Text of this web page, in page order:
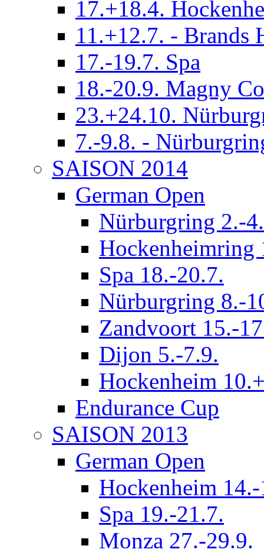
17.+18.4.
11.+12.7. - Brands
17.-19.7. Spa
18.-20.9. Magny
23.+24.10.
7.-9.8. -
SAISON 2014
German Open
Nürburgring 2.-
Hockenheimring
Spa 18.-20.7.
Nürburgring 8.-
Zandvoort 15.-
Dijon 5.-7.9.
Hockenheim
Endurance Cup
SAISON 2013
German Open
Hockenheim
Spa 19.-21.7.
Monza 27.-29.9.